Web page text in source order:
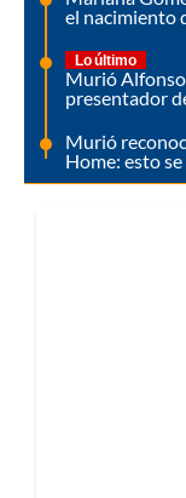
el nacimiento
Lo último
Murió
presentador
Murió
Home: esto se